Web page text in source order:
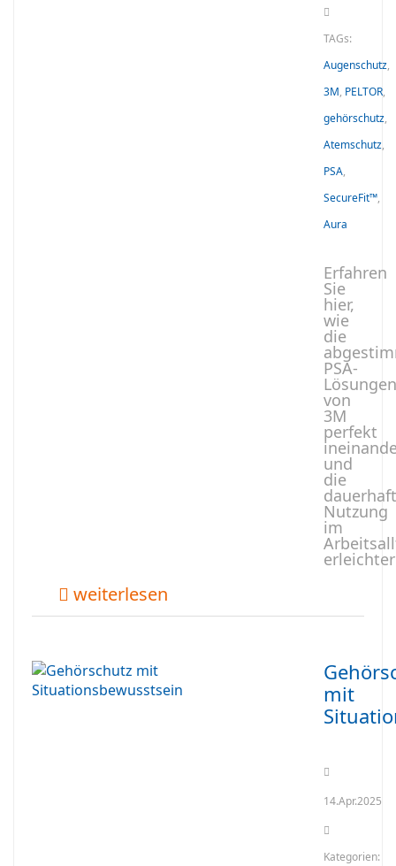
TAGs:
Augenschutz,
3M, PELTOR,
gehörschutz,
Atemschutz,
PSA,
SecureFit™,
Aura
Erfahren
Sie
hier,
wie
die
PSA-
Lösungen
von
3M
perfekt
und
die
Nutzung
im
weiterlesen
mit
14.Apr.2025
Kategorien: